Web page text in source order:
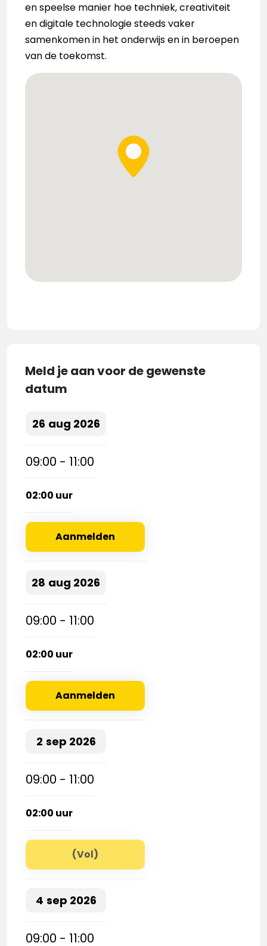
en speelse manier hoe techniek, creativiteit
en digitale technologie steeds vaker
samenkomen in het onderwijs en in beroepen
van de toekomst.
Meld je aan voor de gewenste
datum
26 aug 2026
09:00 - 11:00
02:00 uur
Aanmelden
28 aug 2026
09:00 - 11:00
02:00 uur
Aanmelden
2 sep 2026
09:00 - 11:00
02:00 uur
(Vol)
4 sep 2026
09:00 - 11:00